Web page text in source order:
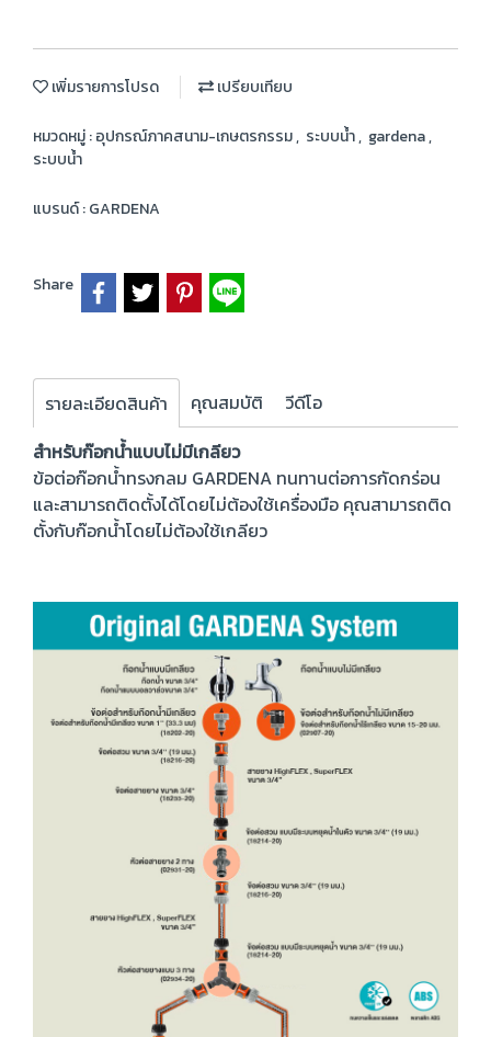
เพิ่มรายการโปรด เปรียบเทียบ
หมวดหมู่ :อุปกรณ์ภาคสนาม-เกษตรกรรม, ระบบน้ำ, gardena,
ระบบน้ำ
แบรนด์ :GARDENA
Share
รายละเอียดสินค้า คุณสมบัติ
วีดีโอ
สำหรับก๊อกน้ำแบบไม่มีเกลียว
ข้อต่อก๊อกน้ำทรงกลม GARDENA ทนทานต่อการกัดกร่อน
และสามารถติดตั้งได้โดยไม่ต้องใช้เครื่องมือ คุณสามารถติด
ตั้งกับก๊อกน้ำโดยไม่ต้องใช้เกลียว